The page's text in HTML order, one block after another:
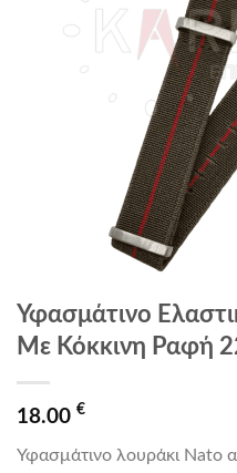
Υφασμάτινο
Με Κόκκινη Ραφή
18.00 €
Υφασμάτινο λουράκι Nato